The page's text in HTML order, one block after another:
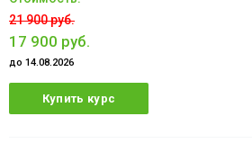
21 900 руб.
17 900 руб.
до 14.08.2026
Купить курс